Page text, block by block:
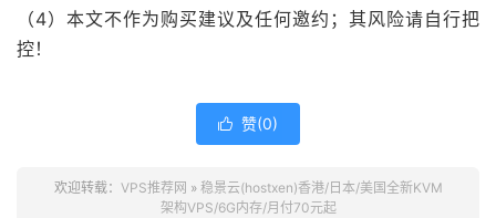
（4）本文不作为购买建议及任何邀约；其风险请自行把
控！
 赞(0)
欢迎转载： VPS推荐网 » 稳景云(hostxen)香港/日本/美国全新KVM
架构VPS/6G内存/月付70元起